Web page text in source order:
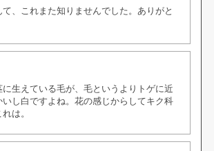
、これまた知りませんでした。ありがと
生えている毛が、毛というよりトゲに近
し白ですよね。花の感じからしてキク科
は。